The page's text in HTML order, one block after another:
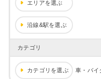
エリアを選ぶ
沿線&駅を選ぶ
カテゴリ
カテゴリを選ぶ 車・バイ